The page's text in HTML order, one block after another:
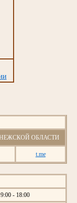
ОБЛАСТИ
t.me
9:00 - 18:00